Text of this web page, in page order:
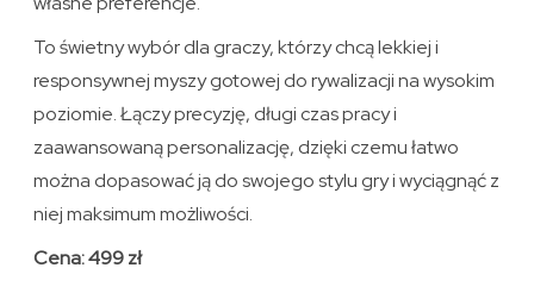
To świetny wybór dla graczy, którzy chcą lekkiej i
responsywnej myszy gotowej do rywalizacji na wysokim
poziomie. Łączy precyzję, długi czas pracy i
zaawansowaną personalizację, dzięki czemu łatwo
można dopasować ją do swojego stylu gry i wyciągnąć z
niej maksimum możliwości.
Cena: 499 zł